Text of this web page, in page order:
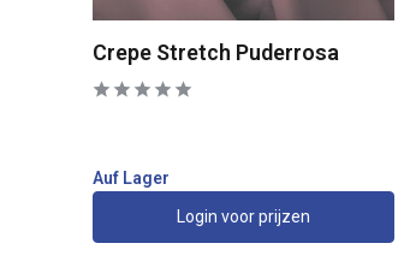
Crepe Stretch Puderrosa
Auf Lager
Login voor prijzen